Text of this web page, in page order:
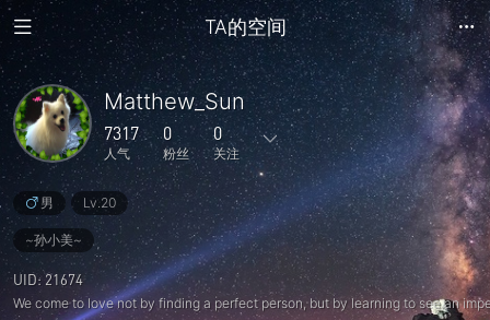
TA的空间
Matthew_Sun
7317
人气
0
粉丝
0
关注
375
主题
9344
回复
0
日志
0
相册
0
粉丝
0
关注
4
说说
7317
人气
男 Lv.20
~孙小美~
UID: 21674